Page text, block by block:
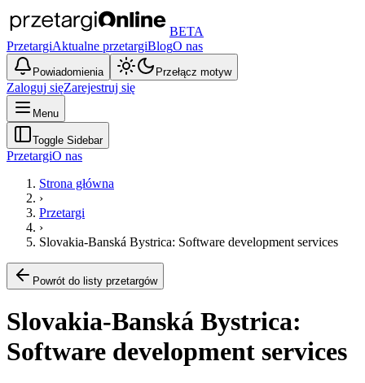
BETA
PrzetargiAktualne przetargiBlogO nas
Powiadomienia Przełącz motyw
Zaloguj sięZarejestruj się
Menu
Toggle Sidebar
PrzetargiO nas
Strona główna
›
Przetargi
›
Slovakia-Banská Bystrica: Software development services
Powrót do listy przetargów
Slovakia-Banská Bystrica:
Software development services